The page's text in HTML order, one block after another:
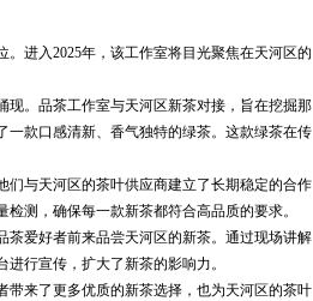
进入2025年，该工作室将目光聚焦在天河区的
现。品茶工作室与天河区新茶对接，旨在挖掘那
款口感清新、香气独特的绿茶。这款绿茶在传
们与天河区的茶叶供应商建立了长期稳定的合作
测，确保每一款新茶都符合高品质的要求。
爱好者前来品尝天河区的新茶。通过现场讲解
行宣传，扩大了新茶的影响力。
带来了更多优质的新茶选择，也为天河区的茶叶